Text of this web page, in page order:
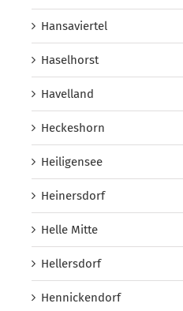
Hansaviertel
Haselhorst
Havelland
Heckeshorn
Heiligensee
Heinersdorf
Helle Mitte
Hellersdorf
Hennickendorf